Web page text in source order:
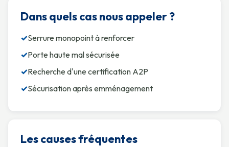
Dans quels cas nous appeler ?
✓Serrure monopoint à renforcer
✓Porte haute mal sécurisée
✓Recherche d'une certification A2P
✓Sécurisation après emménagement
Les causes fréquentes